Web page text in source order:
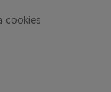
cookies